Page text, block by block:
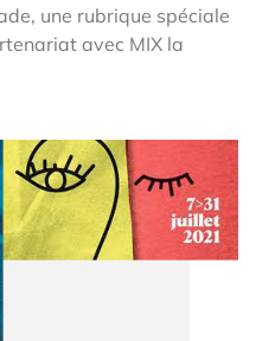
une rubrique spéciale
avec MIX la